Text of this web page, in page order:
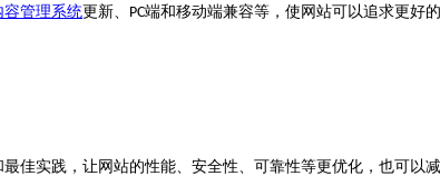
容管理系统更新、 PC端和移动端兼容等，使网站可以追求更好的
佳实践，让网站的性能、安全性、可靠性等更优化，也可以